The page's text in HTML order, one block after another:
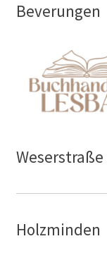
Beverungen
Weserstraße
Holzminden